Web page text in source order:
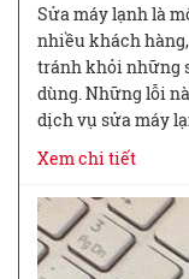
Sửa máy lạnh là
nhiều khách
tránh khỏi những
dùng. Những lỗi
dịch vụ sửa máy
Xem chi tiết